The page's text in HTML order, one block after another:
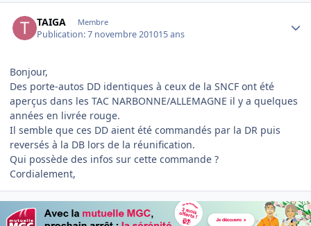
TAIGA Membre
Publication:7 novembre 201015 ans
Bonjour,
Des porte-autos DD identiques à ceux de la SNCF ont été
aperçus dans les TAC NARBONNE/ALLEMAGNE il y a quelques
années en livrée rouge.
Il semble que ces DD aient été commandés par la DR puis
reversés à la DB lors de la réunification.
Qui possède des infos sur cette commande ?
Cordialement,